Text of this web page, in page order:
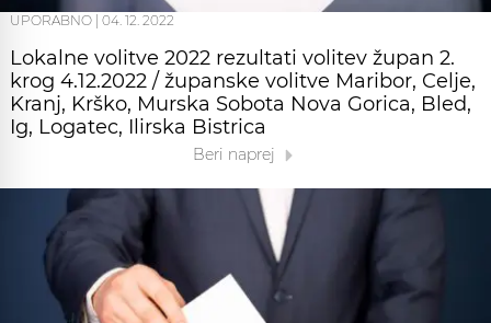
UPORABNO | 04. 12. 2022
Lokalne volitve 2022 rezultati volitev župan 2.
krog 4.12.2022 / županske volitve Maribor, Celje,
Kranj, Krško, Murska Sobota Nova Gorica, Bled,
Ig, Logatec, Ilirska Bistrica
Beri naprej